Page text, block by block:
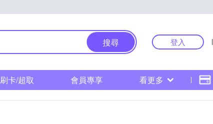
搜尋 登入
刷卡/超取 會員專享 看更多